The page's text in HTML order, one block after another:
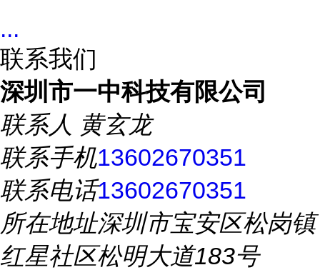
...
联系我们
深圳市一中科技有限公司
联系人 黄玄龙
联系手机13602670351
联系电话13602670351
所在地址深圳市宝安区松岗镇
红星社区松明大道183号